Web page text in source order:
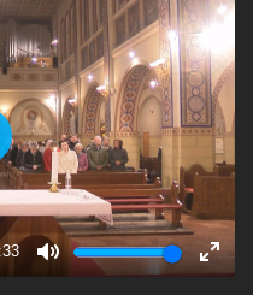
Mute
Enter